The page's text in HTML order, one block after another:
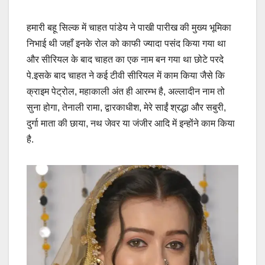
हमारी बहू सिल्क में चाहत पांडेय ने पाखी पारीख की मुख्य भूमिका
निभाई थी जहाँ इनके रोल को काफी ज्यादा पसंद किया गया था
और सीरियल के बाद चाहत का एक नाम बन गया था छोटे परदे
पे.इसके बाद चाहत ने कई टीवी सीरियल में काम किया जैसे कि
क्राइम पेट्रोल, महाकाली अंत ही आरम्भ है, अल्लादीन नाम तो
सुना होगा, तेनाली रामा, द्वारकाधीश, मेरे साईं श्रद्धा और सबुरी,
दुर्गा माता की छाया, नथ जेवर या जंजीर आदि में इन्होंने काम किया
है.